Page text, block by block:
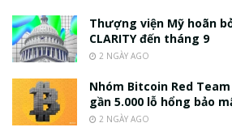
Thượng viện Mỹ hoãn
CLARITY đến tháng 9
2 NGÀY AGO
Nhóm Bitcoin Red
gần 5.000 lỗ hổng bảo
2 NGÀY AGO